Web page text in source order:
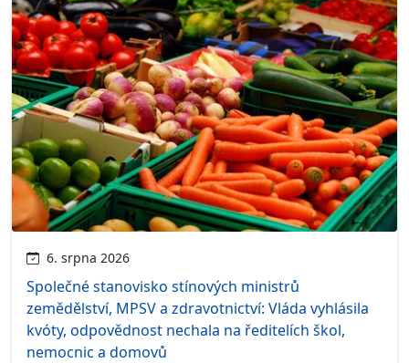
6. srpna 2026
Společné stanovisko stínových ministrů
zemědělství, MPSV a zdravotnictví: Vláda vyhlásila
kvóty, odpovědnost nechala na ředitelích škol,
nemocnic a domovů